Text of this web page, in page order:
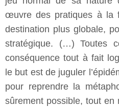
œuvre des pratiques à la
destination plus globale,
stratégique. (…) Toutes
conséquence tout à fait
le but est de juguler
pour reprendre la
sûrement possible, tout en